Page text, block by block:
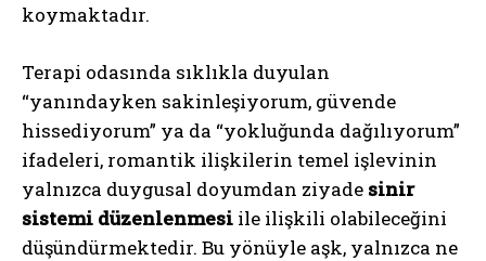
koymaktadır.
Terapi odasında sıklıkla duyulan
“yanındayken sakinleşiyorum, güvende
hissediyorum” ya da “yokluğunda dağılıyorum”
ifadeleri, romantik ilişkilerin temel işlevinin
yalnızca duygusal doyumdan ziyade sinir
sistemi düzenlenmesi ile ilişkili olabileceğini
düşündürmektedir. Bu yönüyle aşk, yalnızca ne